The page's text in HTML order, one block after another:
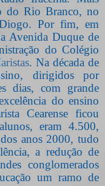
do Rio Branco, no
Por fim, em
Avenida Duque de
do Colégio
. Na década de
dirigidos por
dias, com grande
do ensino
Cearense ficou
eram 4.500,
anos 2000, tudo
a redução de
conglomerados
um ramo de